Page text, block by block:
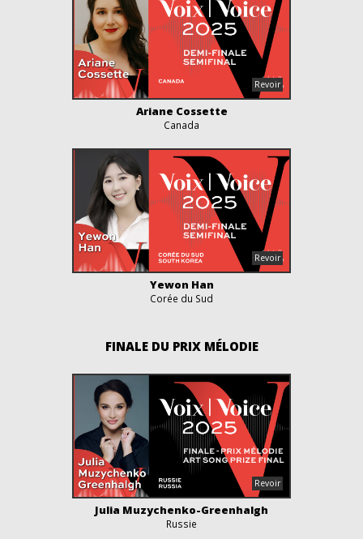
Ariane Cossette
Canada
Yewon Han
Corée du Sud
FINALE DU PRIX MÉLODIE
Julia Muzychenko-Greenhalgh
Russie